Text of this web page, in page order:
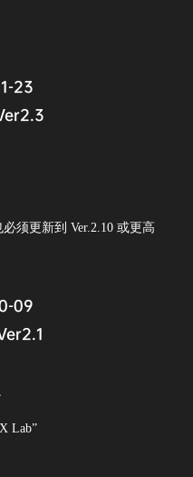
23
须更新到 Ver.2.10 或更高
09
Lab”